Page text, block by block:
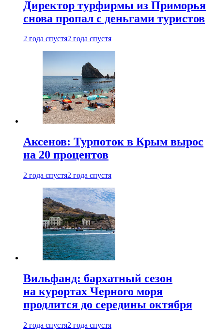
Директор турфирмы из Приморья
снова пропал с деньгами туристов
2 года спустя2 года спустя
Аксенов: Турпоток в Крым вырос
на 20 процентов
2 года спустя2 года спустя
Вильфанд: бархатный сезон
на курортах Черного моря
продлится до середины октября
2 года спустя2 года спустя